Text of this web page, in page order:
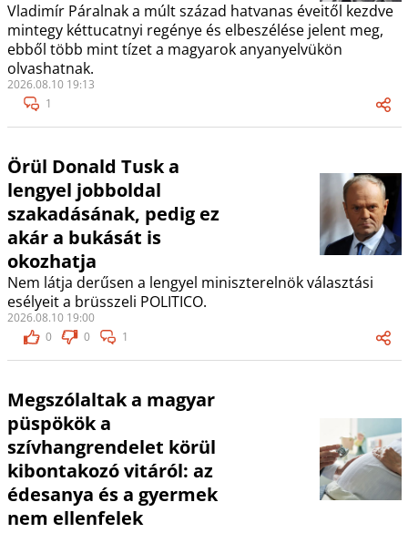
Vladimír Páralnak a múlt század hatvanas éveitől kezdve
mintegy kéttucatnyi regénye és elbeszélése jelent meg,
ebből több mint tízet a magyarok anyanyelvükön
olvashatnak.
2026.08.10 19:13
1
Örül Donald Tusk a
lengyel jobboldal
szakadásának, pedig ez
akár a bukását is
okozhatja
Nem látja derűsen a lengyel miniszterelnök választási
esélyeit a brüsszeli POLITICO.
2026.08.10 19:00
0
0 1
Megszólaltak a magyar
püspökök a
szívhangrendelet körül
kibontakozó vitáról: az
édesanya és a gyermek
nem ellenfelek